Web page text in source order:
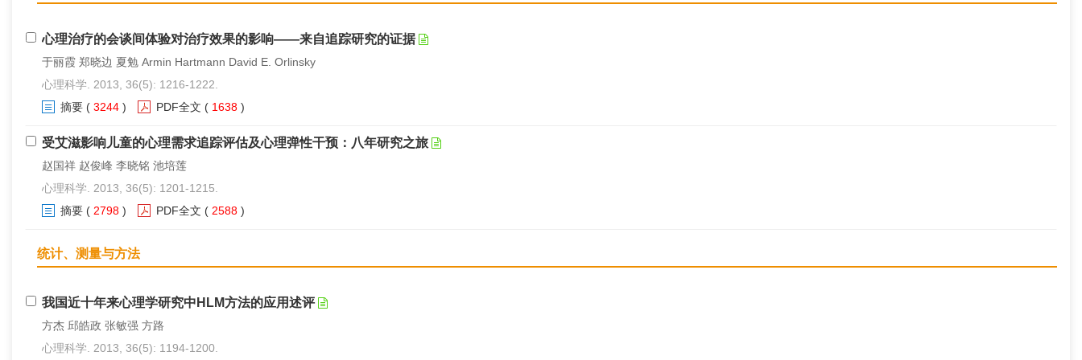
心理治疗的会谈间体验对治疗效果的影响——来自追踪研究的证据
于丽霞 郑晓边 夏勉 Armin Hartmann David E. Orlinsky
心理科学. 2013, 36(5): 1216-1222.
摘要 ( 3244 ) PDF全文 ( 1638 )
受艾滋影响儿童的心理需求追踪评估及心理弹性干预：八年研究之旅
赵国祥 赵俊峰 李晓铭 池培莲
心理科学. 2013, 36(5): 1201-1215.
摘要 ( 2798 ) PDF全文 ( 2588 )
统计、测量与方法
我国近十年来心理学研究中HLM方法的应用述评
方杰 邱皓政 张敏强 方路
心理科学. 2013, 36(5): 1194-1200.